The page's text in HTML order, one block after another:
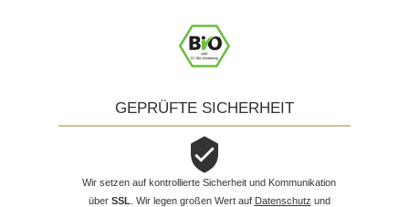
GEPRÜFTE SICHERHEIT
Wir setzen auf kontrollierte Sicherheit und Kommunikation
über SSL . Wir legen großen Wert auf Datenschutz und